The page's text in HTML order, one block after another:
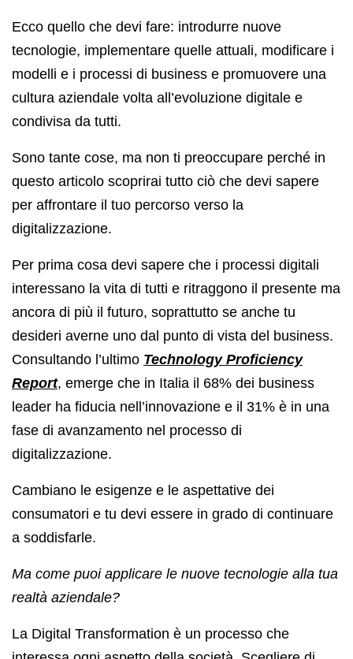
Ecco quello che devi fare: introdurre nuove
tecnologie, implementare quelle attuali, modificare i
modelli e i processi di business e promuovere una
cultura aziendale volta all’evoluzione digitale e
condivisa da tutti.
Sono tante cose, ma non ti preoccupare perché in
questo articolo scoprirai tutto ciò che devi sapere
per affrontare il tuo percorso verso la
digitalizzazione.
Per prima cosa devi sapere che i processi digitali
interessano la vita di tutti e ritraggono il presente ma
ancora di più il futuro, soprattutto se anche tu
desideri averne uno dal punto di vista del business.
Consultando l’ultimo Technology Proficiency
Report, emerge che in Italia il 68% dei business
leader ha fiducia nell’innovazione e il 31% è in una
fase di avanzamento nel processo di
digitalizzazione.
Cambiano le esigenze e le aspettative dei
consumatori e tu devi essere in grado di continuare
a soddisfarle.
Ma come puoi applicare le nuove tecnologie alla tua
realtà aziendale?
La Digital Transformation è un processo che